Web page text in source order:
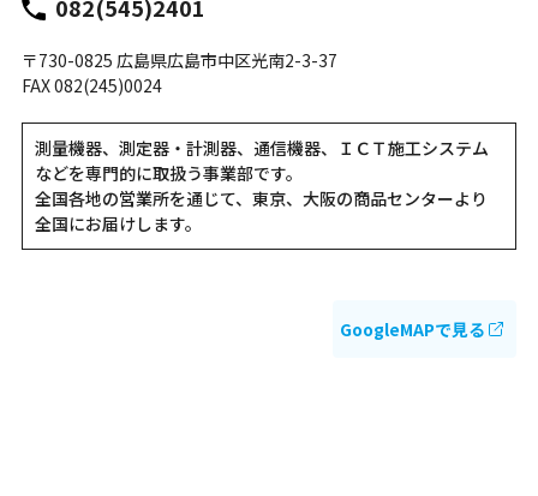
082(545)2401
〒730-0825 広島県広島市中区光南2-3-37
FAX 082(245)0024
測量機器、測定器・計測器、通信機器、ＩＣＴ施工システム
などを専門的に取扱う事業部です。
全国各地の営業所を通じて、東京、大阪の商品センターより
全国にお届けします。
GoogleMAPで見る